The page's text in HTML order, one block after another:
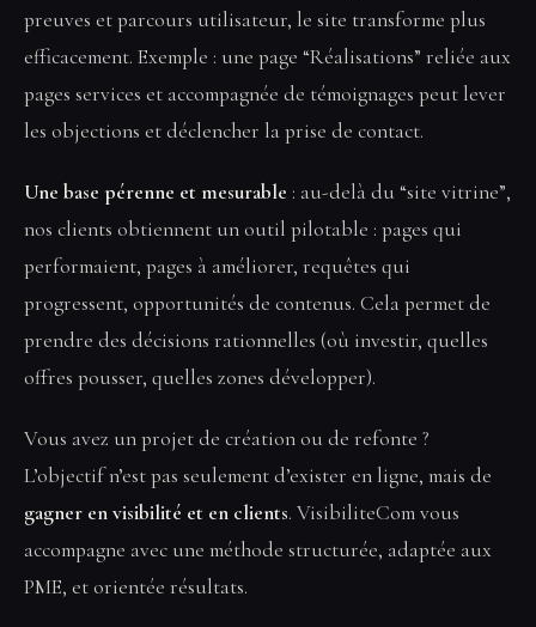
preuves et parcours utilisateur, le site transforme plus
efficacement. Exemple : une page “Réalisations” reliée aux
pages services et accompagnée de témoignages peut lever
les objections et déclencher la prise de contact.
Une base pérenne et mesurable : au-delà du “site vitrine”,
nos clients obtiennent un outil pilotable : pages qui
performaient, pages à améliorer, requêtes qui
progressent, opportunités de contenus. Cela permet de
prendre des décisions rationnelles (où investir, quelles
offres pousser, quelles zones développer).
Vous avez un projet de création ou de refonte ?
L’objectif n’est pas seulement d’exister en ligne, mais de
gagner en visibilité et en clients. VisibiliteCom vous
accompagne avec une méthode structurée, adaptée aux
PME, et orientée résultats.